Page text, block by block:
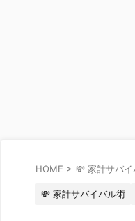
HOME > 💸 家計サバ
💸 家計サバイバル術